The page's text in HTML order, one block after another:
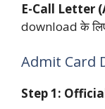
E-Call Letter
download के लिए
Admit Card
Step 1: